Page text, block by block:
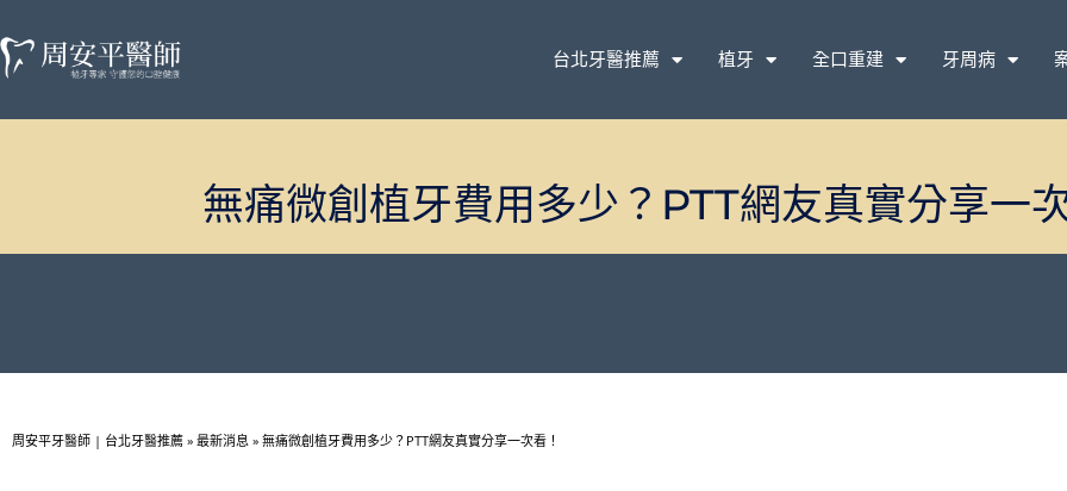
台北牙醫推薦 植牙 全口重建 牙周病
無痛微創植牙費用多少？PTT網友真實分享一
周安平牙醫師 | 台北牙醫推薦 » 最新消息 » 無痛微創植牙費用多少？PTT網友真實分享一次看！